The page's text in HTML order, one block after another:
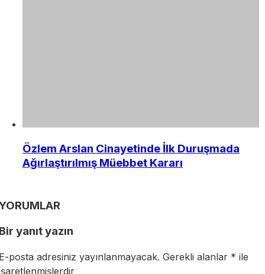
Özlem Arslan Cinayetinde İlk Duruşmada
Ağırlaştırılmış Müebbet Kararı
yanıt yazın
posta adresiniz yayınlanmayacak. Gerekli alanlar * ile